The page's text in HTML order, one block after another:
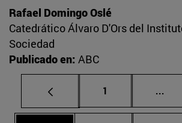
Rafael Domingo Oslé
Catedrático Álvaro D'Ors del
Sociedad
Publicado en: ABC
Página
1 ...